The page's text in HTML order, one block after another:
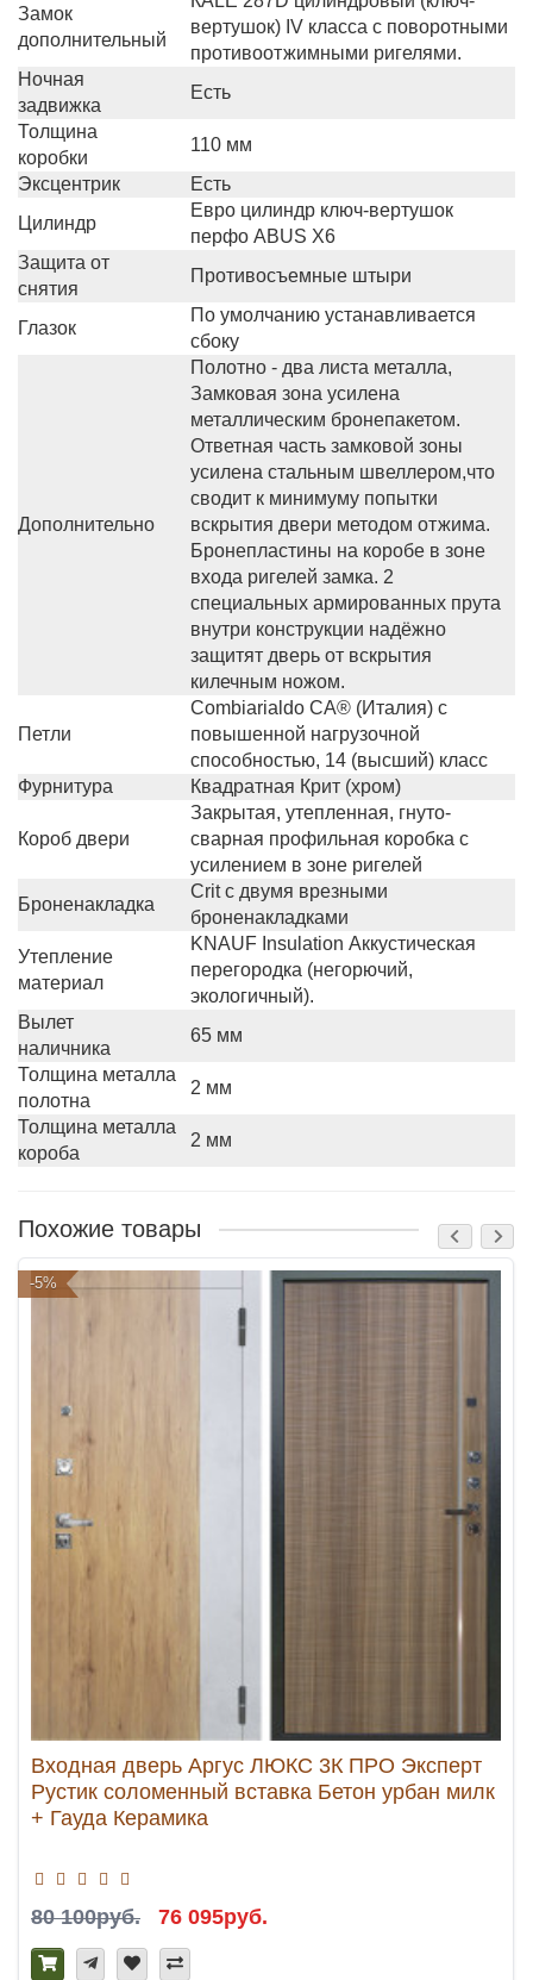
Замок
дополнительный
вертушок) IV класса с поворотными
противоотжимными ригелями.
Ночная
задвижка
Есть
Толщина
коробки
110 мм
Эксцентрик
Есть
Цилиндр
Евро цилиндр ключ-вертушок
перфо ABUS X6
Защита от
снятия
Противосъемные штыри
Глазок
По умолчанию устанавливается
сбоку
Дополнительно
Полотно - два листа металла,
Замковая зона усилена
металлическим бронепакетом.
Ответная часть замковой зоны
усилена стальным швеллером,что
сводит к минимуму попытки
вскрытия двери методом отжима.
Бронепластины на коробе в зоне
входа ригелей замка. 2
специальных армированных прута
внутри конструкции надёжно
защитят дверь от вскрытия
килечным ножом.
Петли
Сombiarialdo СА® (Италия) с
повышенной нагрузочной
способностью, 14 (высший) класс
Фурнитура
Квадратная Крит (хром)
Короб двери
Закрытая, утепленная, гнуто-
сварная профильная коробка с
усилением в зоне ригелей
Броненакладка
Crit с двумя врезными
броненакладками
Утепление
материал
KNAUF Insulation Аккустическая
перегородка (негорючий,
экологичный).
Вылет
наличника
65 мм
Толщина металла
полотна
2 мм
Толщина металла
короба
2 мм
Похожие товары
-5%
Входная дверь Аргус ЛЮКС 3К ПРО Эксперт
Рустик соломенный вставка Бетон урбан милк
+ Гауда Керамика
80 100руб. 76 095руб.